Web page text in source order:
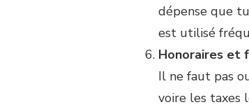
dépense que
est utilisé
Honoraires et
Il ne faut pas
voire les taxes